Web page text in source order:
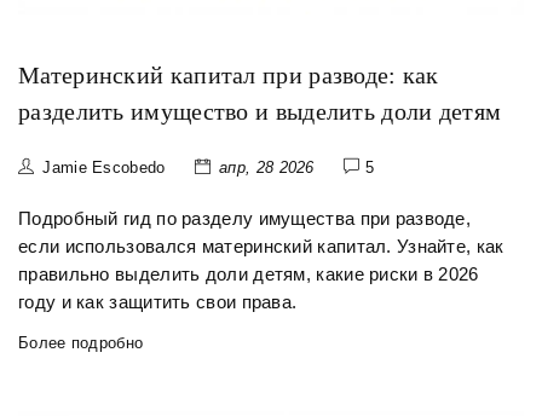
Материнский капитал при разводе: как
разделить имущество и выделить доли детям
Jamie Escobedo апр, 28 2026 5
Подробный гид по разделу имущества при разводе,
если использовался материнский капитал. Узнайте, как
правильно выделить доли детям, какие риски в 2026
году и как защитить свои права.
Более подробно